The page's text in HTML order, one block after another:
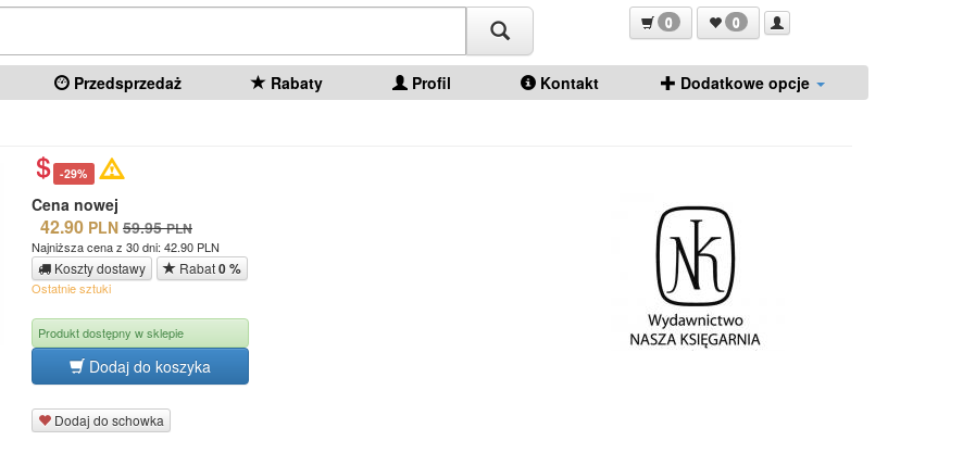
0 0
Przedsprzedaż Rabaty Profil Kontakt Dodatkowe opcje
-29%
Cena nowej
42.90 PLN 59.95 PLN
Najniższa cena z 30 dni: 42.90 PLN
Koszty dostawy Rabat0 %
Ostatnie sztuki
Produkt dostępny w sklepie
Dodaj do koszyka
Dodaj do schowka